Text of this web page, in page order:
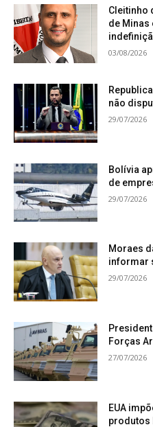
Cleitinho
de Minas
03/08/2026
não
29/07/2026
Bolívia
de
29/07/2026
Moraes
informar
29/07/2026
Forças
27/07/2026
EUA
produtos